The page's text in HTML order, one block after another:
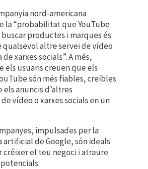
nord-americana
la “probabilitat que YouTube
productes i marques és
altre servei de vídeo
xarxes socials”. A més,
els usuaris creuen que els
són més fiables, creïbles
els anuncis d’altres
vídeo o xarxes socials en un
impulsades per la
artificial de Google, són ideals
créixer el teu negoci i atraure